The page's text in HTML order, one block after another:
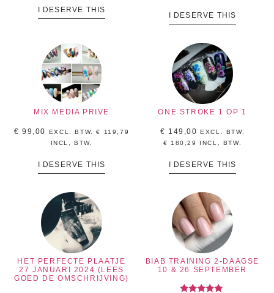
I DESERVE THIS
I DESERVE THIS
MIX MEDIA PRIVE
€ 99,00 EXCL. BTW.€
119,79
INCL, BTW.
I DESERVE THIS
ONE STROKE 1 OP 1
€ 149,00 EXCL. BTW.
€ 180,29 INCL, BTW.
I DESERVE THIS
HET PERFECTE PLAATJE
27 JANUARI 2024 (LEES
GOED DE OMSCHRIJVING)
BIAB TRAINING 2-DAAGSE
10 & 26 SEPTEMBER